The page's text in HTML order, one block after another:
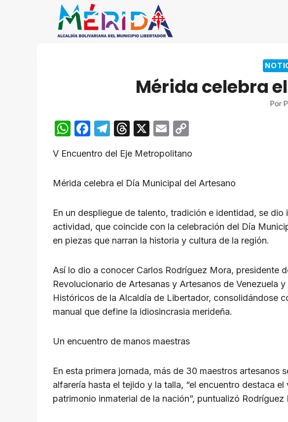
Mérida celebra
Por
W
at
s
A
p
p
F
c
e
b
o
o
k
T
e
gr
a
m
T
e
a
d
s
X
E
ail p
y
Li
n
k
V Encuentro del Eje Metropolitano
Mérida celebra el Día Municipal del Artesano
En un despliegue de talento, tradición e identidad, se
actividad, que coincide con la celebración del Día
en piezas que narran la historia y cultura de la región.
Así lo dio a conocer Carlos Rodríguez Mora, presidente
Revolucionario de Artesanas y Artesanos de Venezuela
Históricos de la Alcaldía de Libertador, consolidándose
manual que define la idiosincrasia merideña.
Un encuentro de manos maestras
En esta primera jornada, más de 30 maestros
alfarería hasta el tejido y la talla, “el encuentro destaca
patrimonio inmaterial de la nación”, puntualizó Rodríguez